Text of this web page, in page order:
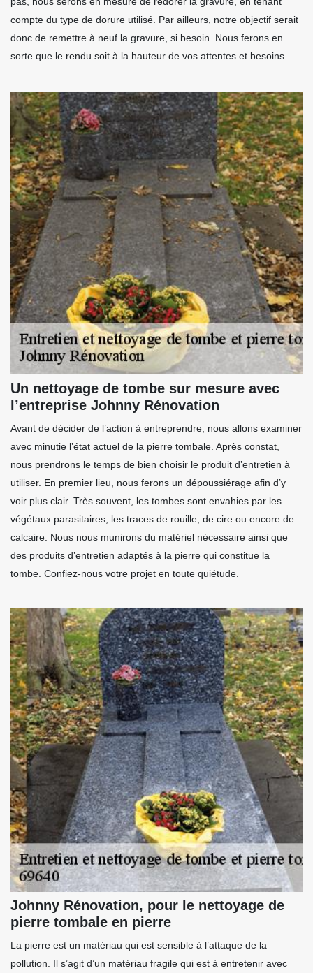
compte du type de dorure utilisé. Par ailleurs, notre objectif serait
donc de remettre à neuf la gravure, si besoin. Nous ferons en
sorte que le rendu soit à la hauteur de vos attentes et besoins.
Un nettoyage de tombe sur mesure avec
l’entreprise Johnny Rénovation
Avant de décider de l’action à entreprendre, nous allons examiner
avec minutie l’état actuel de la pierre tombale. Après constat,
nous prendrons le temps de bien choisir le produit d’entretien à
utiliser. En premier lieu, nous ferons un dépoussiérage afin d’y
voir plus clair. Très souvent, les tombes sont envahies par les
végétaux parasitaires, les traces de rouille, de cire ou encore de
calcaire. Nous nous munirons du matériel nécessaire ainsi que
des produits d’entretien adaptés à la pierre qui constitue la
tombe. Confiez-nous votre projet en toute quiétude.
Johnny Rénovation, pour le nettoyage de
pierre tombale en pierre
La pierre est un matériau qui est sensible à l’attaque de la
pollution. Il s’agit d’un matériau fragile qui est à entretenir avec